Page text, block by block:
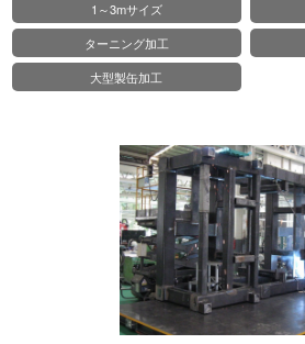
1～3mサイズ
ターニング加工
大型製缶加工